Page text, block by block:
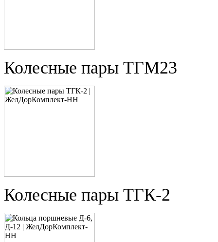
Колесные пары ТГМ23
Колесные пары ТГК-2